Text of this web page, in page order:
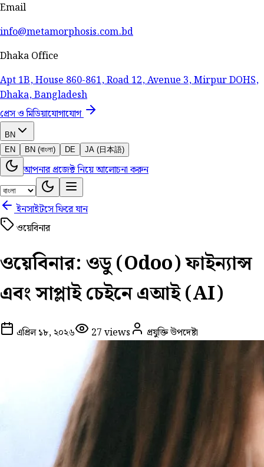
Email
info@metamorphosis.com.bd
Dhaka Office
Apt 1B, House 860-861, Road 12, Avenue 3, Mirpur DOHS,
Dhaka, Bangladesh
প্রেস ও মিডিয়াযোগাযোগ
BN
EN
BN (বাংলা) DE JA (日本語)
আপনার প্রজেক্ট নিয়ে আলোচনা করুন
ইনসাইটসে ফিরে যান
ওয়েবিনার
ওয়েবিনার: ওডু (Odoo) ফাইন্যান্স
এবং সাপ্লাই চেইনে এআই (AI)
এপ্রিল ১৮, ২০২৬ 27 views প্রযুক্তি উপদেষ্টা